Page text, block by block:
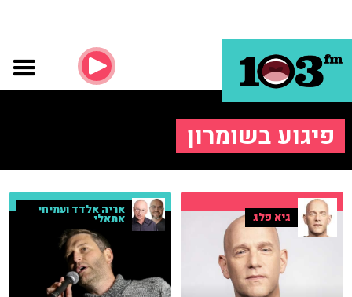
פיגוע בשומרון
גיא פלג אריה אלדד ועמיחי
אתאלי